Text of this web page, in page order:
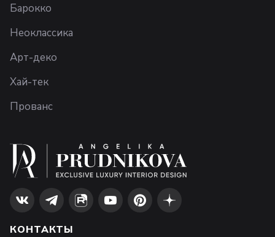
Барокко
Неоклассика
Арт-деко
Хай-тек
Прованс
КОНТАКТЫ